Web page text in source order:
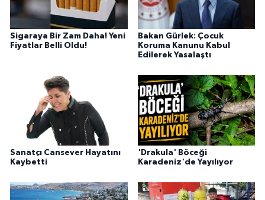
Sigaraya Bir Zam Daha! Yeni
Fiyatlar Belli Oldu!
Bakan Gürlek: Çocuk
Koruma Kanunu Kabul
Edilerek Yasalaştı
Sanatçı Cansever Hayatını
Kaybetti
'Drakula' Böceği
Karadeniz'de Yayılıyor